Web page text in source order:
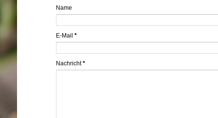
Name
E-Mail *
Nachricht*